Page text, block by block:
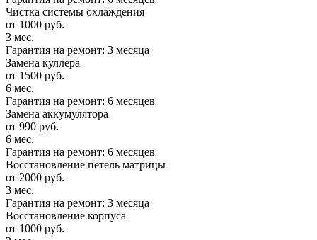
Чистка системы охлаждения
от 1000 руб.
3 мес.
Гарантия на ремонт: 3 месяца
Замена куллера
от 1500 руб.
6 мес.
Гарантия на ремонт: 6 месяцев
Замена аккумулятора
от 990 руб.
6 мес.
Гарантия на ремонт: 6 месяцев
Восстановление петель матрицы
от 2000 руб.
3 мес.
Гарантия на ремонт: 3 месяца
Восстановление корпуса
от 1000 руб.